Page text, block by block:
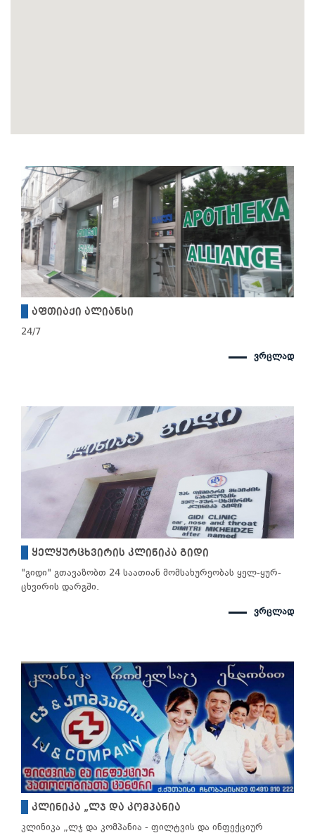
აფთიაქი ალიანსი
24/7
ვრცლად
ყელყურცხვირის კლინიკა გიდი
"გიდი" გთავაზობთ 24 საათიან მომსახურეობას ყელ-ყურ-
ცხვირის დარგში.
ვრცლად
კლინიკა „ლჯ და კომპანია
კლინიკა „ლჯ და კომპანია - ფილტვის და ინფექციურ